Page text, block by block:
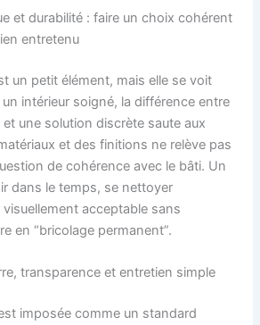
et durabilité : faire un choix cohérent
entretenu
un petit élément, mais elle se voit
intérieur soigné, la différence entre
une solution discrète saute aux
et des finitions ne relève pas
de cohérence avec le bâti. Un
dans le temps, se nettoyer
acceptable sans
en “bricolage permanent”.
transparence et entretien simple
imposée comme un standard